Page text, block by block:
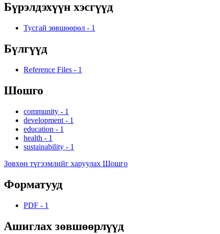
Бүрэлдэхүүн хэсгүүд
Тусгай зөвшөөрөл - 1
Бүлгүүд
Reference Files - 1
Шошго
community - 1
development - 1
education - 1
health - 1
sustainability - 1
Зөвхөн түгээмлийг харуулах Шошго
Форматууд
PDF - 1
Ашиглах зөвшөөрлүүд